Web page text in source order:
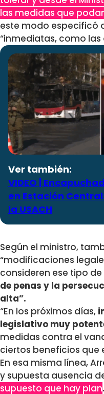
las medidas que
este modo especificó
“inmediatas, como las
Ver también:
VIDEO |
en Estación
la USACH
Según el ministro,
“modificaciones
consideren ese tipo
de penas y la
alta”.
“En los próximos días,
legislativo muy
medidas contra el
ciertos beneficios que
En esa misma línea,
y supuesta ausencia
supuesto que hay plan